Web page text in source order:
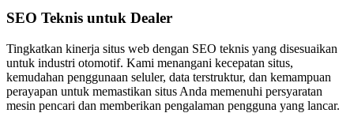
SEO Teknis untuk Dealer
Tingkatkan kinerja situs web dengan SEO teknis yang disesuaikan
untuk industri otomotif. Kami menangani kecepatan situs,
kemudahan penggunaan seluler, data terstruktur, dan kemampuan
perayapan untuk memastikan situs Anda memenuhi persyaratan
mesin pencari dan memberikan pengalaman pengguna yang lancar.